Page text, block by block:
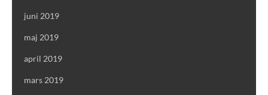
juni 2019
maj 2019
april 2019
mars 2019